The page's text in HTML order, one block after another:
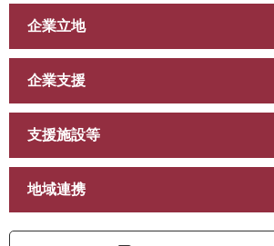
企業立地
企業支援
支援施設等
地域連携